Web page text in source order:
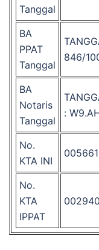
Tanggal
BA
PPAT
Tanggal
846/
BA
Notaris
Tanggal
:
No.
KTA INI
No.
KTA
IPPAT